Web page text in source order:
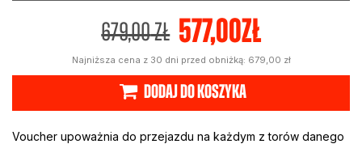
679,00zł 577,00zł
Najniższa cena z 30 dni przed obniżką: 679,00 zł
DODAJ DO KOSZYKA
Voucher upoważnia do przejazdu na każdym z torów danego